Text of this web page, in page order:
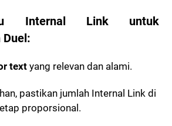
Internal Link untuk
text yang relevan dan alami.
pastikan jumlah Internal Link di
proporsional.